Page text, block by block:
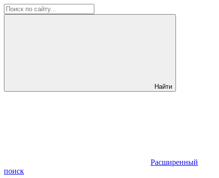
Найти
Расширенный
поиск